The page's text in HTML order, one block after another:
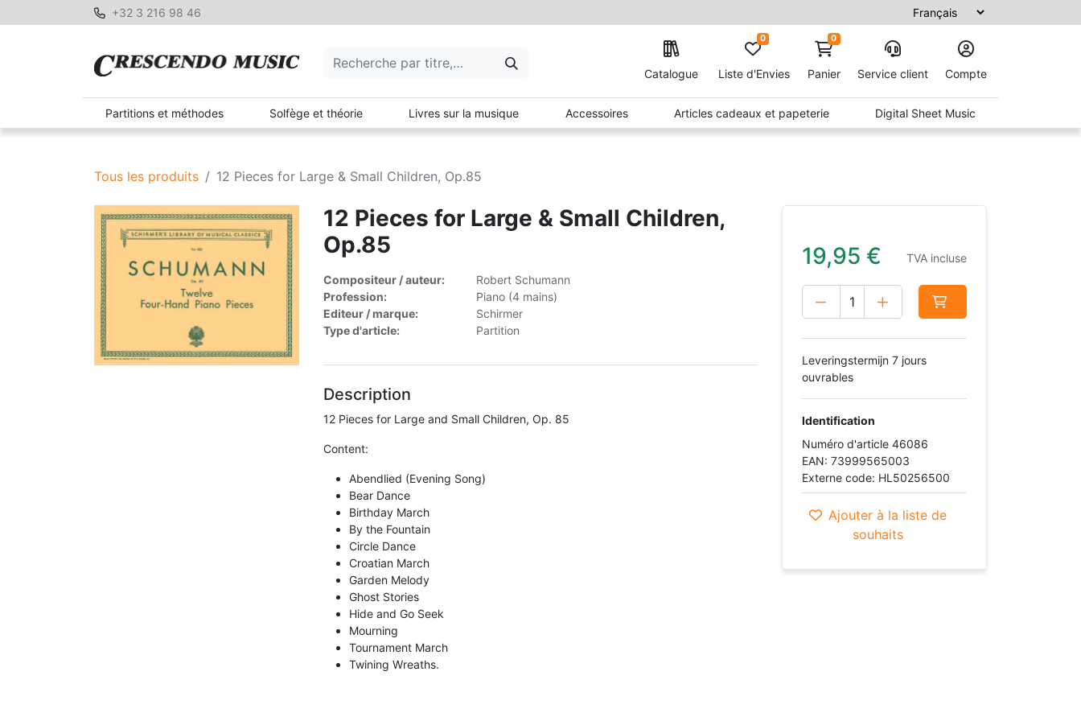
+32 3 216 98 46
Catalogue Liste d'Envies
0 0
Panier Service client Compte
Partitions et méthodes Solfège et théorie Livres sur la musique Accessoires Articles cadeaux et papeterie Digital Sheet Music
Tous les produits 12 Pieces for Large & Small Children, Op.85
12 Pieces for Large & Small Children,
Op.85
Compositeur / auteur:
Robert Schumann
Profession:
Piano (4 mains)
Editeur / marque:
Schirmer
Type d'article:
Partition
Description
12 Pieces for Large and Small Children, Op. 85
Content:
Abendlied (Evening Song)
Bear Dance
Birthday March
By the Fountain
Circle Dance
Croatian March
Garden Melody
Ghost Stories
Hide and Go Seek
Mourning
Tournament March
Twining Wreaths.
19,95 € TVA incluse
Leveringstermijn 7 jours
ouvrables
Identification
Numéro d'article 46086
EAN: 73999565003
Externe code: HL50256500
Ajouter à la liste de
souhaits